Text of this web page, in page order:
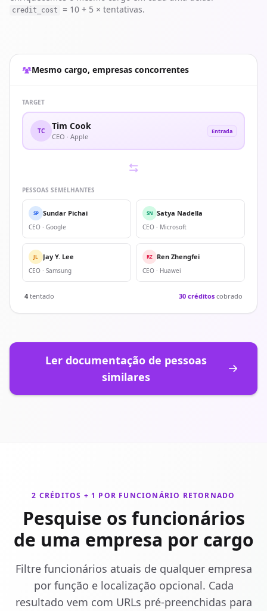
        {
      ]
  ],
"credit_cost": 30
credit_cost = 10 + 5 × tentativas.
Mesmo cargo, empresas concorrentes
TARGET
TC Tim Cook
CEO · Apple
Entrada
PESSOAS SEMELHANTES
SP Sundar Pichai
CEO · Google
SN Satya Nadella
CEO · Microsoft
JL Jay Y. Lee
CEO · Samsung
RZ Ren Zhengfei
CEO · Huawei
4 tentado 30 créditos cobrado
Ler documentação de pessoas
similares
2 CRÉDITOS + 1 POR FUNCIONÁRIO RETORNADO
Pesquise os funcionários
de uma empresa por cargo
Filtre funcionários atuais de qualquer empresa
por função e localização opcional. Cada
resultado vem com URLs pré-preenchidas para